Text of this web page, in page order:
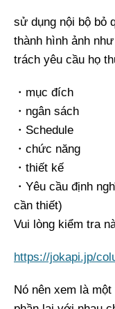
sử dụng nội bộ bỏ
thành hình ảnh
trách yêu cầu họ
・mục đích
・ngân sách
・Schedule
・chức năng
・thiết kế
・Yêu cầu định
cần thiết)
Vui lòng kiểm tra
https://jokapi.jp/
Nó nên xem là